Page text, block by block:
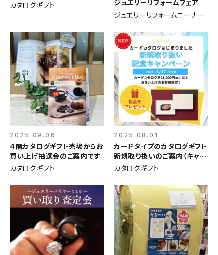
カタログギフト
ジュエリーリフォームフェア
ジュエリーリフォームコーナー
2025.09.06
４階カタログギフト売場からお
買い上げ抽選会のご案内です
カタログギフト
2025.08.01
カードタイプのカタログギフト
新規取り扱いのご案内（キャン
ペーン会期延長）
カタログギフト